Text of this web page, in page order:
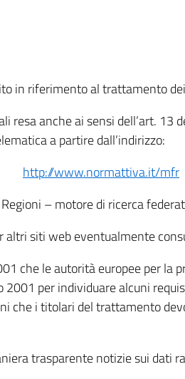
in riferimento al trattamento
anche ai sensi dell’art. 13
a partire dall’indirizzo:
http://www.normattiva.it/mfr
– motore di ricerca
altri siti web eventualmente
che le autorità europee per la
per individuare alcuni
che i titolari del trattamento
trasparente notizie sui dati